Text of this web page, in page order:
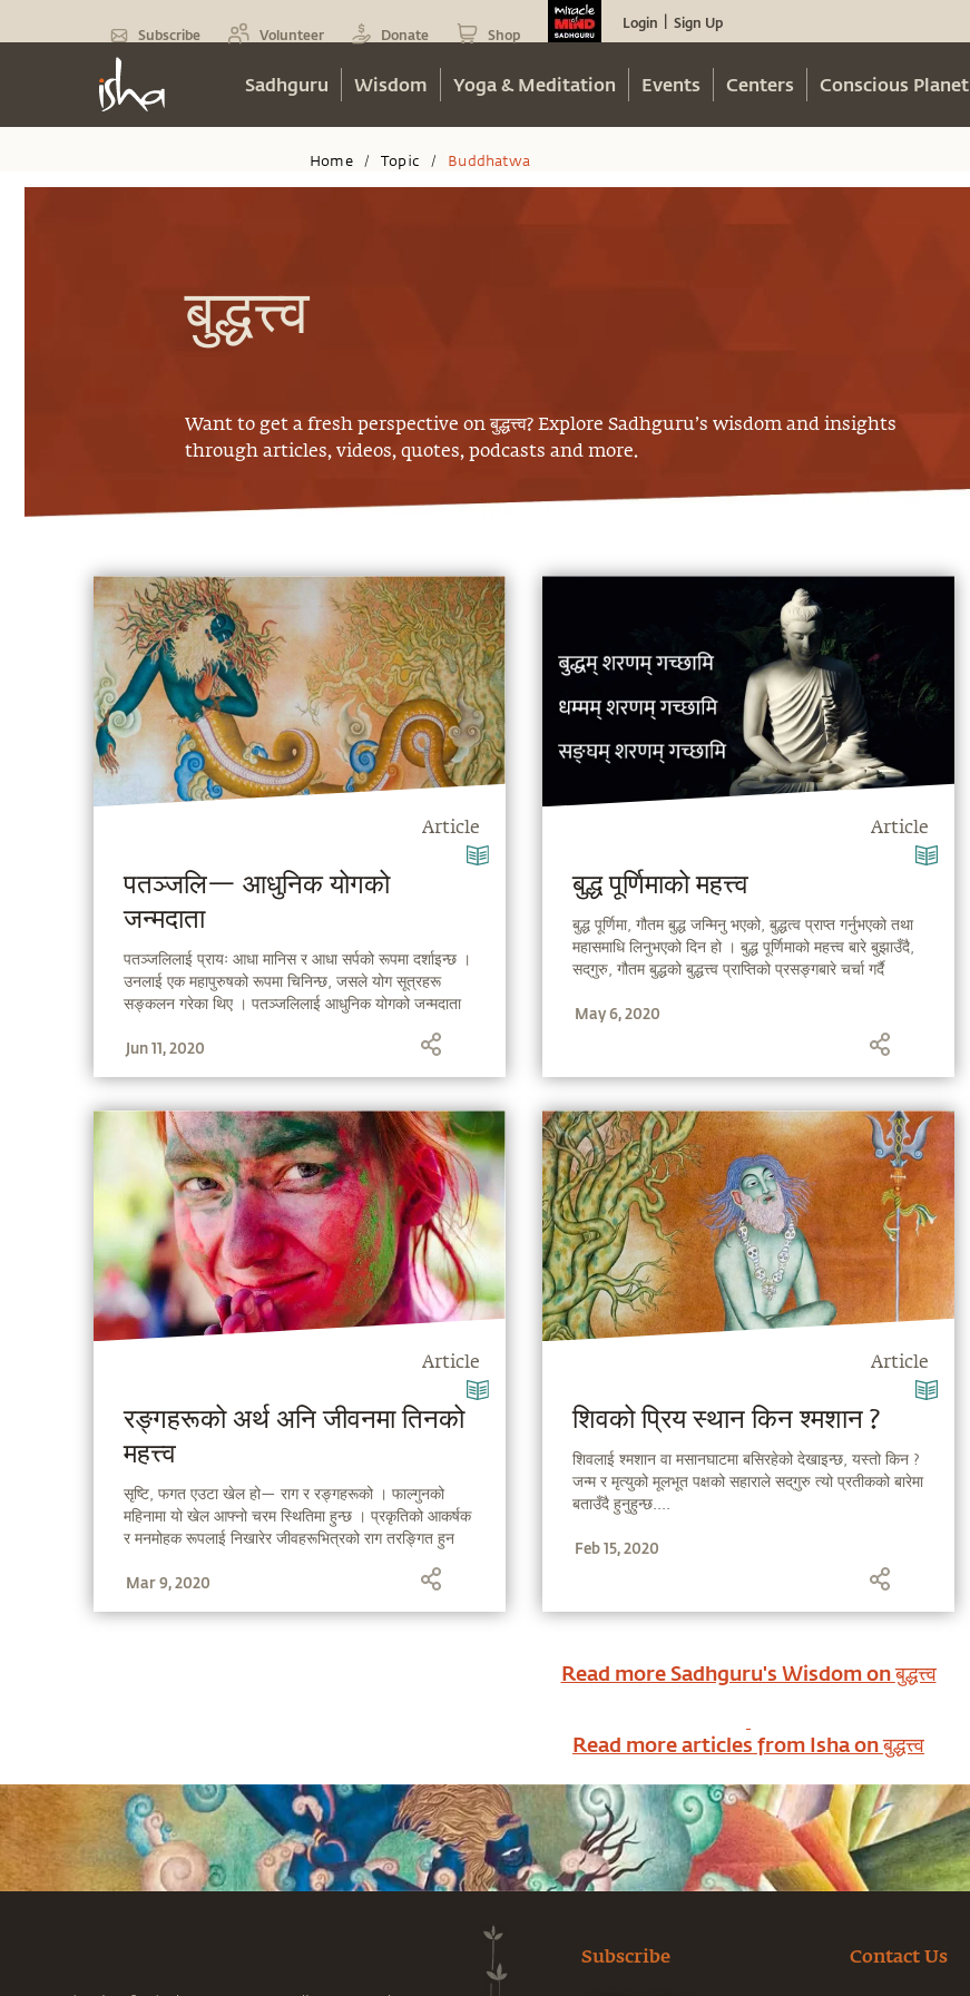
Subscribe Volunteer Donate Shop
Login Sign Up
Sadhguru Wisdom Yoga & Meditation Events Centers Conscious Planet
Home / Topic / Buddhatwa
बुद्धत्त्व
Want to get a fresh perspective onबुद्धत्त्व? Explore Sadhguru’s wisdom and insights
through articles, videos, quotes, podcasts and more.
Article
पतञ्जलि— आधुनिक योगको
जन्मदाता
पतञ्जलिलाई प्रायः आधा मानिस र आधा सर्पको रूपमा दर्शाइन्छ ।
उनलाई एक महापुरुषको रूपमा चिनिन्छ, जसले योग सूत्रहरू
सङ्कलन गरेका थिए । पतञ्जलिलाई आधुनिक योगको जन्मदाता
महर्षि पतञ्जलिको बारेमा....
Jun 11, 2020
Article
रङ्गहरूको अर्थ अनि जीवनमा तिनको
महत्त्व
सृष्टि, फगत एउटा खेल हो— राग र रङ्गहरूको । फाल्गुनको
महिनामा यो खेल आफ्नो चरम स्थितिमा हुन्छ । प्रकृतिको आकर्षक
र मनमोहक रूपलाई निखारेर जीवहरूभित्रको राग तरङ्गित हुन
रूप लिन्छ अनि रङ्गहरूको पर्व होली मनाइन्छ ।
Mar 9, 2020
Article
बुद्ध पूर्णिमाको महत्त्व
बुद्ध पूर्णिमा, गौतम बुद्ध जन्मिनु भएको, बुद्धत्व प्राप्त गर्नुभएको तथा
महासमाधि लिनुभएको दिन हो । बुद्ध पूर्णिमाको महत्त्व बारे बुझाउँदै,
सद्‌गुरु, गौतम बुद्धको बुद्धत्त्व प्राप्तिको प्रसङ्गबारे चर्चा गर्दै
May 6, 2020
Article
शिवको प्रिय स्थान किन श्मशान ?
शिवलाई श्मशान वा मसानघाटमा बसिरहेको देखाइन्छ, यस्तो किन ?
जन्म र मृत्युको मूलभूत पक्षको सहाराले सद्‌गुरु त्यो प्रतीकको बारेमा
बताउँदै हुनुहुन्छ....
Feb 15, 2020
Read more Sadhguru's Wisdom onबुद्धत्त्व
Read more articles from Isha onबुद्धत्त्व
Subscribe Contact Us